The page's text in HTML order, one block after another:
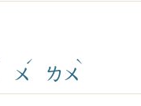
ㄨ
ˊ
ㄌㄨ
ˋ